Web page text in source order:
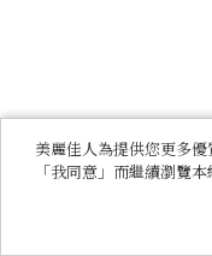
美麗佳人為提供您更多
「我同意」而繼續瀏覽